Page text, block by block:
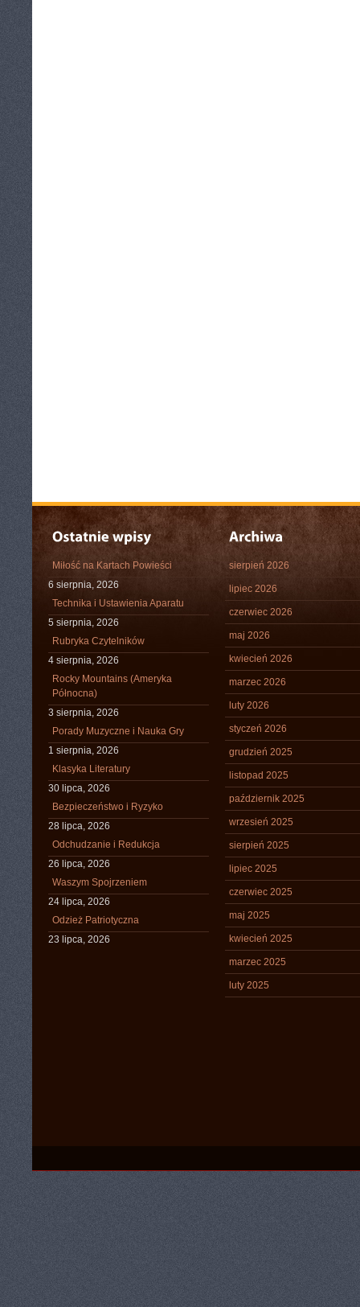
Miłość na Kartach Powieści
6 sierpnia, 2026
Technika i Ustawienia Aparatu
5 sierpnia, 2026
Rubryka Czytelników
4 sierpnia, 2026
Rocky Mountains (Ameryka
Północna)
3 sierpnia, 2026
Porady Muzyczne i Nauka Gry
1 sierpnia, 2026
Klasyka Literatury
30 lipca, 2026
Bezpieczeństwo i Ryzyko
28 lipca, 2026
Odchudzanie i Redukcja
26 lipca, 2026
Waszym Spojrzeniem
24 lipca, 2026
Odzież Patriotyczna
23 lipca, 2026
sierpień 2026
lipiec 2026
czerwiec 2026
maj 2026
kwiecień 2026
marzec 2026
luty 2026
styczeń 2026
grudzień 2025
listopad 2025
październik 2025
wrzesień 2025
sierpień 2025
lipiec 2025
czerwiec 2025
maj 2025
kwiecień 2025
marzec 2025
luty 2025